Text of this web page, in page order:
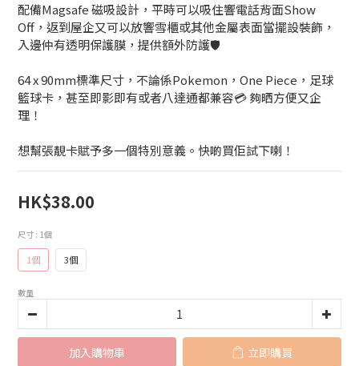
配備Magsafe 磁吸設計，平時可以吸住響電話背面Show
Off，返到屋企又可以放響雪櫃或其他金屬表面當擺設裝飾，
入邊仲有透明保護膜，提供額外防護🛡️
64 x 90mm標準尺寸，不論係Pokemon，One Piece，足球
籃球卡，甚至即影即有或者八達通都兼容💳 夠晒方便又企
理！
想幫張靚卡賦予多一個特別意義。快啲買佢試下喇！
HK$38.00
尺寸 : 1個
1個 3個
數量
加入購物車 立即購買